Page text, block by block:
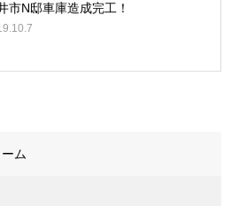
市N邸車庫造成完工！
ム